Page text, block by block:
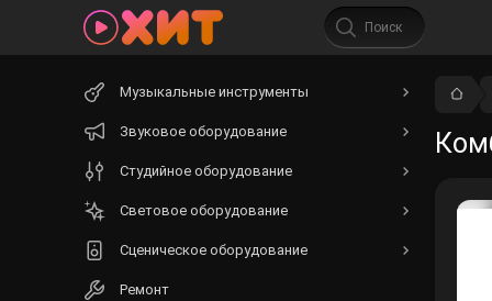
Музыкальные инструменты
Звуковое оборудование
Студийное оборудование
Световое оборудование
Сценическое оборудование
Ремонт